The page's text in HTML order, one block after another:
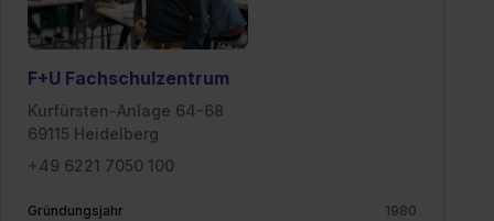
F+U Fachschulzentrum
Kurfürsten-Anlage 64-68
69115 Heidelberg
+49 6221 7050 100
Gründungsjahr 1980